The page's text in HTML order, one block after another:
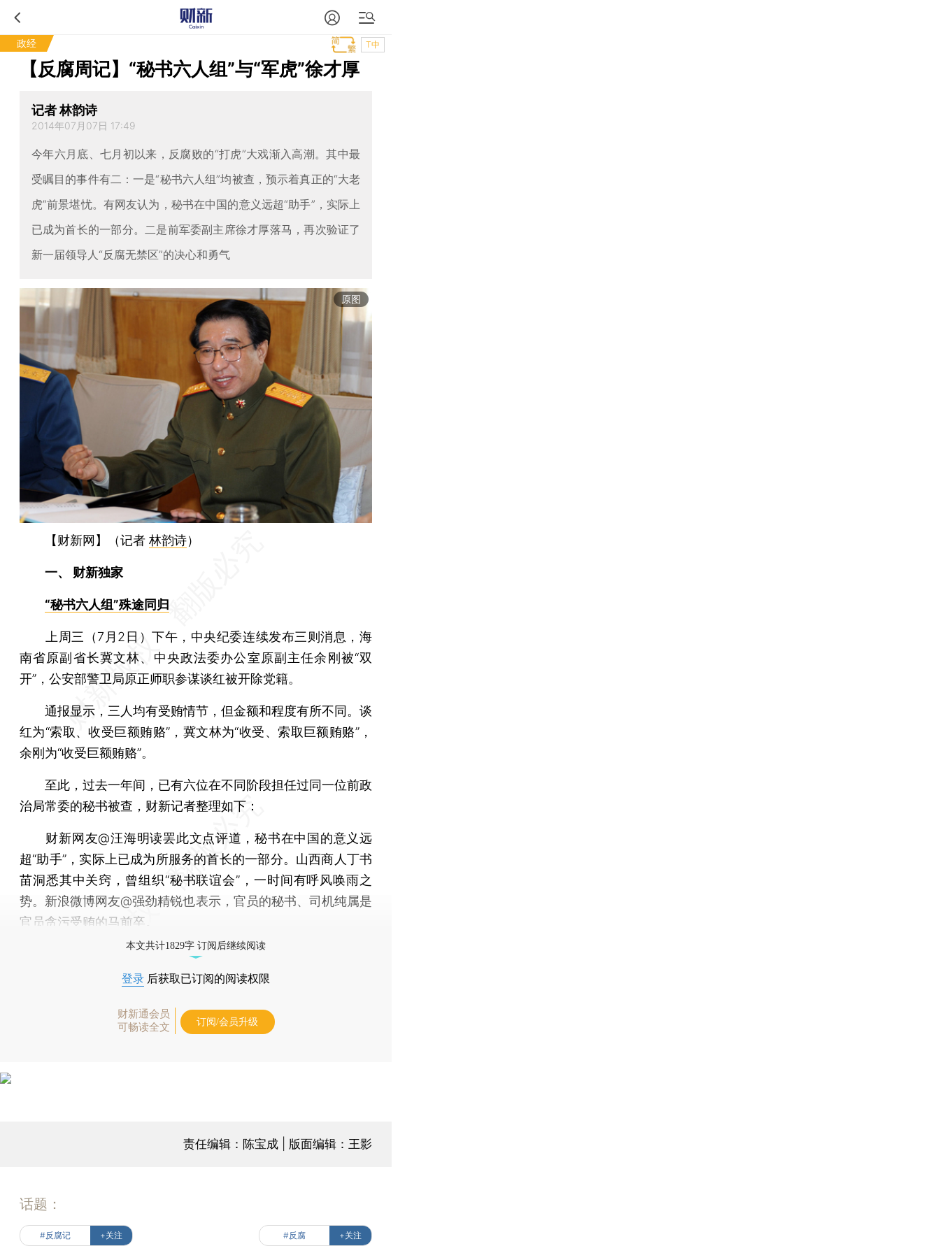
政经 T中
【反腐周记】“秘书六人组”与“军虎”徐才厚
记者 林韵诗
2014年07月07日 17:49
今年六月底、七月初以来，反腐败的“打虎”大戏渐入高潮。其中最
受瞩目的事件有二：一是“秘书六人组”均被查，预示着真正的“大老
虎”前景堪忧。有网友认为，秘书在中国的意义远超“助手”，实际上
已成为首长的一部分。二是前军委副主席徐才厚落马，再次验证了
新一届领导人“反腐无禁区”的决心和勇气
原图
【财新网】（记者 林韵诗）
一、 财新独家
“秘书六人组”殊途同归
上周三（7月2日）下午，中央纪委连续发布三则消息，海
南省原副省长冀文林、中央政法委办公室原副主任余刚被“双
开”，公安部警卫局原正师职参谋谈红被开除党籍。
通报显示，三人均有受贿情节，但金额和程度有所不同。谈
红为“索取、收受巨额贿赂”，冀文林为“收受、索取巨额贿赂”，
余刚为“收受巨额贿赂”。
至此，过去一年间，已有六位在不同阶段担任过同一位前政
治局常委的秘书被查，财新记者整理如下：
财新网友@汪海明读罢此文点评道，秘书在中国的意义远
超“助手”，实际上已成为所服务的首长的一部分。山西商人丁书
苗洞悉其中关窍，曾组织“秘书联谊会”，一时间有呼风唤雨之
势。新浪微博网友@强劲精锐也表示，官员的秘书、司机纯属是
官员贪污受贿的马前卒。
本文共计1829字 订阅后继续阅读
登录 后获取已订阅的阅读权限
财新通会员
可畅读全文
订阅/会员升级
责任编辑：陈宝成 | 版面编辑：王影
话题：
#反腐记 +关注 #反腐 +关注